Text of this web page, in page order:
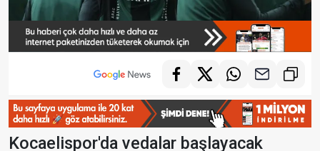
Kocaelispor'da vedalar başlayacak